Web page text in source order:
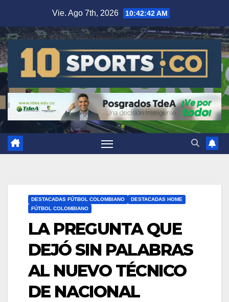
Vie. Ago 7th, 2026 10:42:43 AM
DESTACADAS FÚTBOL COLOMBIANO
DESTACADAS HOME
FÚTBOL COLOMBIANO
LA PREGUNTA QUE
DEJÓ SIN PALABRAS
AL NUEVO TÉCNICO
DE NACIONAL